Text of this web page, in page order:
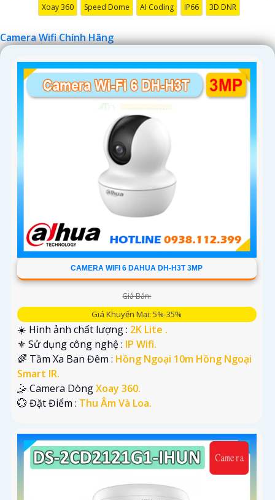
đỡ bạn tốt hơn.
Xoay 360 Speed Dome AI Coding IP66 3D DNR
Camera Wifi Chính Hãng
CAMERA WIFI 6 DAHUA DH-H3T 3MP
Giá Bán:
Giá Khuyến Mại: 5%-35%
☀️ Hình ảnh chất lượng : 2K Lite .
⚜️ Sử dụng công nghệ : IP Wifi.
🌈 Tầm Xa Ban Đêm : Hồng Ngoại 10m Hồng Ngoại
Smart IR.
🤹 Camera DòngXoay 360.
️💮 Đặt Điểm : Thu Âm Và Loa.